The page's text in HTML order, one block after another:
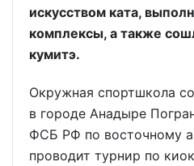
искусством ката,
комплексы, а также
кумитэ.
Окружная спортшкола
в городе Анадыре
ФСБ РФ по восточному
проводит турнир по